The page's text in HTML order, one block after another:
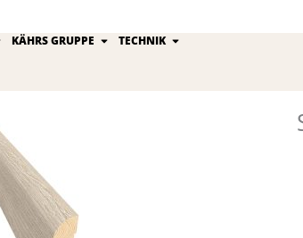
Inspiration
KÄHRS GRUPPE Öffne Kährs Gruppe
TECHNIK Öffne Technik